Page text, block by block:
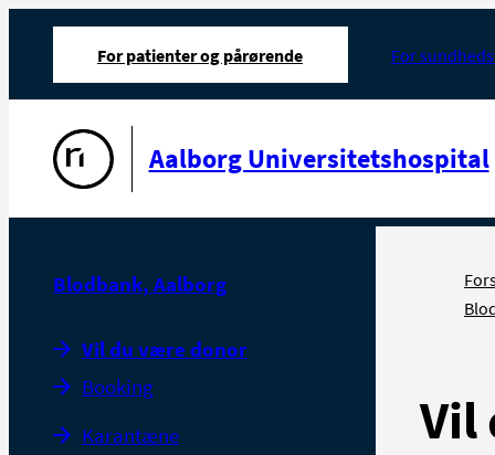
For patienter og pårørende For
Aalborg Universitetshospital
Blodbank, Aalborg
Vil du være donor
Booking
Karantæne
Vil